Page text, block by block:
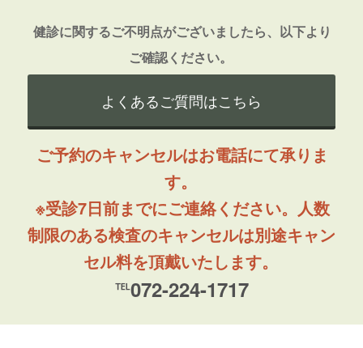
健診に関するご不明点がございましたら、以下より
ご確認ください。
よくあるご質問はこちら
ご予約のキャンセルはお電話にて承りま
す。
※受診7日前までにご連絡ください。人数
制限のある検査のキャンセルは別途キャン
セル料を頂戴いたします。
℡072-224-1717